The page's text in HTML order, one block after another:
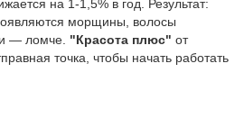
на 1-1,5% в год. Результат:
морщины, волосы
— ломче. "Красота плюс" от
точка, чтобы начать работать